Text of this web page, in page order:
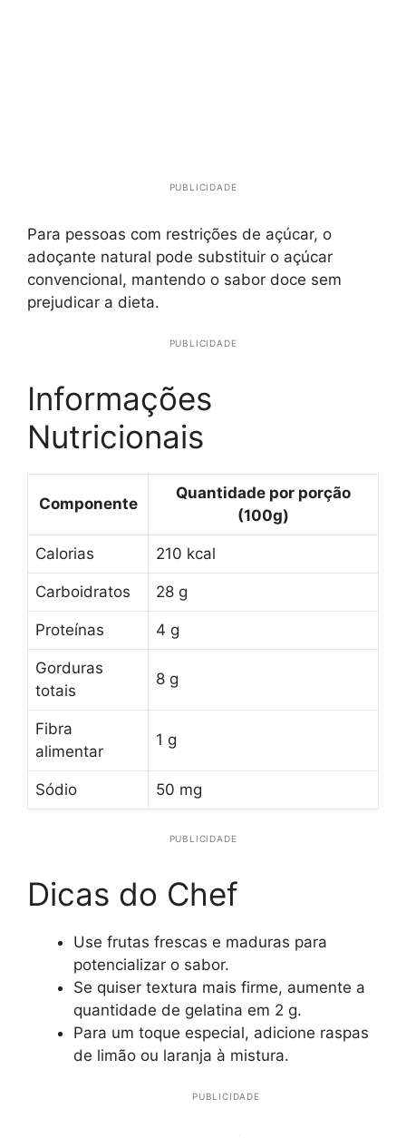
PUBLICIDADE
Para pessoas com restrições de açúcar, o
adoçante natural pode substituir o açúcar
convencional, mantendo o sabor doce sem
prejudicar a dieta.
PUBLICIDADE
Informações
Nutricionais
Componente
Quantidade por porção
(100g)
Calorias 210 kcal
Carboidratos 28 g
Proteínas 4 g
Gorduras
totais
8 g
Fibra
alimentar
1 g
Sódio 50 mg
PUBLICIDADE
Dicas do Chef
Use frutas frescas e maduras para
potencializar o sabor.
Se quiser textura mais firme, aumente a
quantidade de gelatina em 2 g.
Para um toque especial, adicione raspas
de limão ou laranja à mistura.
PUBLICIDADE